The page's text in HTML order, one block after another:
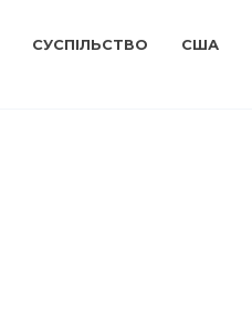
СУСПІЛЬСТВО США